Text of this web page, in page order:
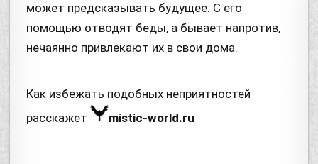
может предсказывать будущее. С его
помощью отводят беды, а бывает напротив,
нечаянно привлекают их в свои дома.
Как избежать подобных неприятностей
расскажет
mistic-world.ru